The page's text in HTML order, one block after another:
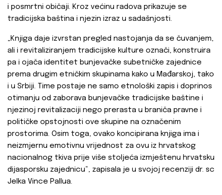
i posmrtni običaji. Kroz većinu radova prikazuje se
tradicijska baština i njezin izraz u sadašnjosti.
„Knjiga daje izvrstan pregled nastojanja da se čuvanjem,
ali i revitaliziranjem tradicijske kulture označi, konstruira
pa i ojača identitet bunjevačke subetničke zajednice
prema drugim etničkim skupinama kako u Mađarskoj, tako
i u Srbiji. Time postaje ne samo etnološki zapis i doprinos
otimanju od zaborava bunjevačke tradicijske baštine i
njezinoj revitalizaciji nego prerasta u braniča pravne i
političke opstojnosti ove skupine na označenim
prostorima. Osim toga, ovako koncipirana knjiga ima i
neizmjernu emotivnu vrijednost za ovu iz hrvatskog
nacionalnog tkiva prije više stoljeća izmještenu hrvatsku
dijasporsku zajednicu“, zapisala je u svojoj recenziji dr. sc
Jelka Vince Pallua.